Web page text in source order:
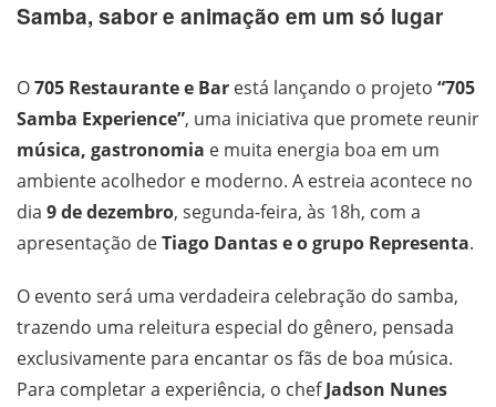
Samba, sabor e animação em um só lugar
O705 Restaurante e Bar está lançando o projeto “705
Samba Experience”, uma iniciativa que promete reunir
música, gastronomia e muita energia boa em um
ambiente acolhedor e moderno. A estreia acontece no
dia 9 de dezembro, segunda-feira, às 18h, com a
apresentação deTiago Dantas e o grupo Representa.
O evento será uma verdadeira celebração do samba,
trazendo uma releitura especial do gênero, pensada
exclusivamente para encantar os fãs de boa música.
Para completar a experiência, o chefJadson Nunes